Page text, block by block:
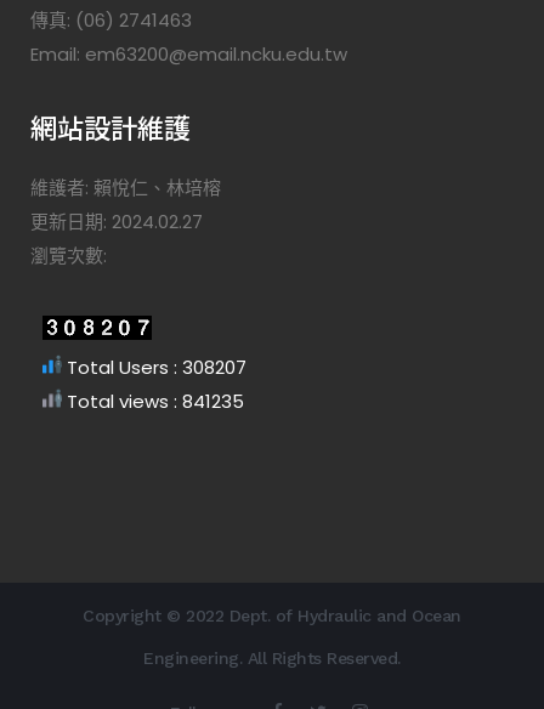
傳真: (06) 2741463
Email: em63200@email.ncku.edu.tw
網站設計維護
維護者: 賴悅仁、林培榕
更新日期: 2024.02.27
瀏覽次數:
Total Users : 308207
Total views : 841235
Copyright © 2022 Dept. of Hydraulic and Ocean
Engineering. All Rights Reserved.